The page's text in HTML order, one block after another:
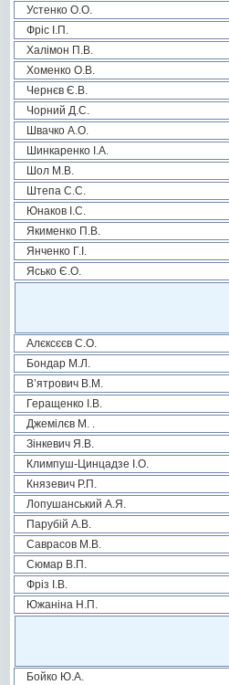
Устенко О.О.
Фріс І.П.
Халімон П.В.
Хоменко О.В.
Чернєв Є.В.
Чорний Д.С.
Швачко А.О.
Шинкаренко І.А.
Шол М.В.
Штепа С.С.
Юнаков І.С.
Якименко П.В.
Янченко Г.І.
Ясько Є.О.
Алєксєєв С.О.
Бондар М.Л.
В’ятрович В.М.
Геращенко І.В.
Джемілєв М. .
Зінкевич Я.В.
Климпуш-Цинцадзе І.О.
Князевич Р.П.
Лопушанський А.Я.
Парубій А.В.
Саврасов М.В.
Сюмар В.П.
Фріз І.В.
Южаніна Н.П.
Бойко Ю.А.